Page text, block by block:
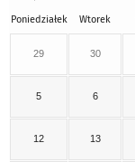
Poniedziałek Wtorek
29 30
5 6
12 13